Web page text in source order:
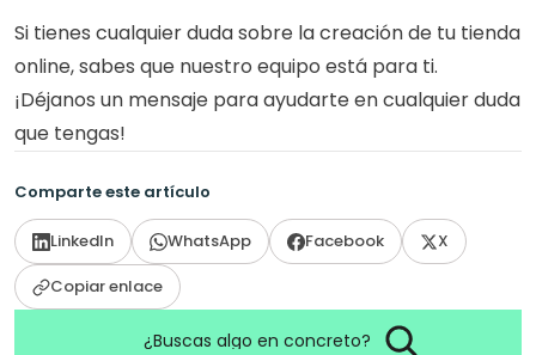
Si tienes cualquier duda sobre la creación de tu tienda
online, sabes que nuestro equipo está para ti.
¡Déjanos un mensaje para ayudarte en cualquier duda
que tengas!
Comparte este artículo
LinkedIn WhatsApp Facebook
X
Copiar enlace
¿Buscas algo en concreto?